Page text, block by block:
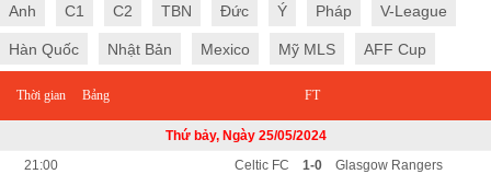
Anh C1 C2 TBN Đức Ý Pháp V-League
Hàn Quốc Nhật Bản Mexico Mỹ MLS AFF Cup
Thời gian Bảng FT
Thứ bảy, Ngày 25/05/2024
21:00
Celtic FC 1-0
Glasgow Rangers